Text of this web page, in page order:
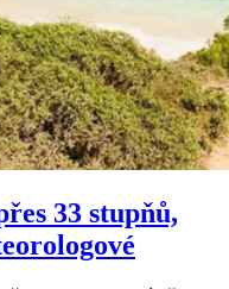
33 stupňů,